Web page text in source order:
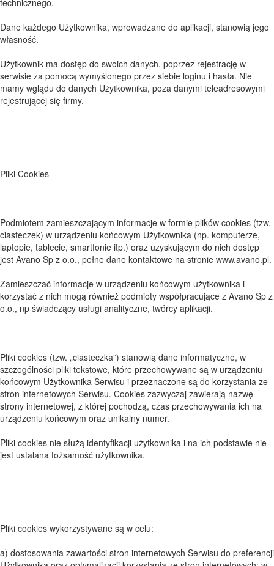
technicznego.
Dane każdego Użytkownika, wprowadzane do aplikacji, stanowią jego
własność.
Użytkownik ma dostęp do swoich danych, poprzez rejestrację w
serwisie za pomocą wymyślonego przez siebie loginu i hasła. Nie
mamy wglądu do danych Użytkownika, poza danymi teleadresowymi
rejestrującej się firmy.
Pliki Cookies
Podmiotem zamieszczającym informacje w formie plików cookies (tzw.
ciasteczek) w urządzeniu końcowym Użytkownika (np. komputerze,
laptopie, tablecie, smartfonie itp.) oraz uzyskującym do nich dostęp
jest Avano Sp z o.o., pełne dane kontaktowe na stronie www.avano.pl.
Zamieszczać informacje w urządzeniu końcowym użytkownika i
korzystać z nich mogą również podmioty współpracujące z Avano Sp z
o.o., np świadczący usługi analityczne, twórcy aplikacji.
Pliki cookies (tzw. „ciasteczka”) stanowią dane informatyczne, w
szczególności pliki tekstowe, które przechowywane są w urządzeniu
końcowym Użytkownika Serwisu i przeznaczone są do korzystania ze
stron internetowych Serwisu. Cookies zazwyczaj zawierają nazwę
strony internetowej, z której pochodzą, czas przechowywania ich na
urządzeniu końcowym oraz unikalny numer.
Pliki cookies nie służą identyfikacji użytkownika i na ich podstawie nie
jest ustalana tożsamość użytkownika.
Pliki cookies wykorzystywane są w celu:
a) dostosowania zawartości stron internetowych Serwisu do preferencji